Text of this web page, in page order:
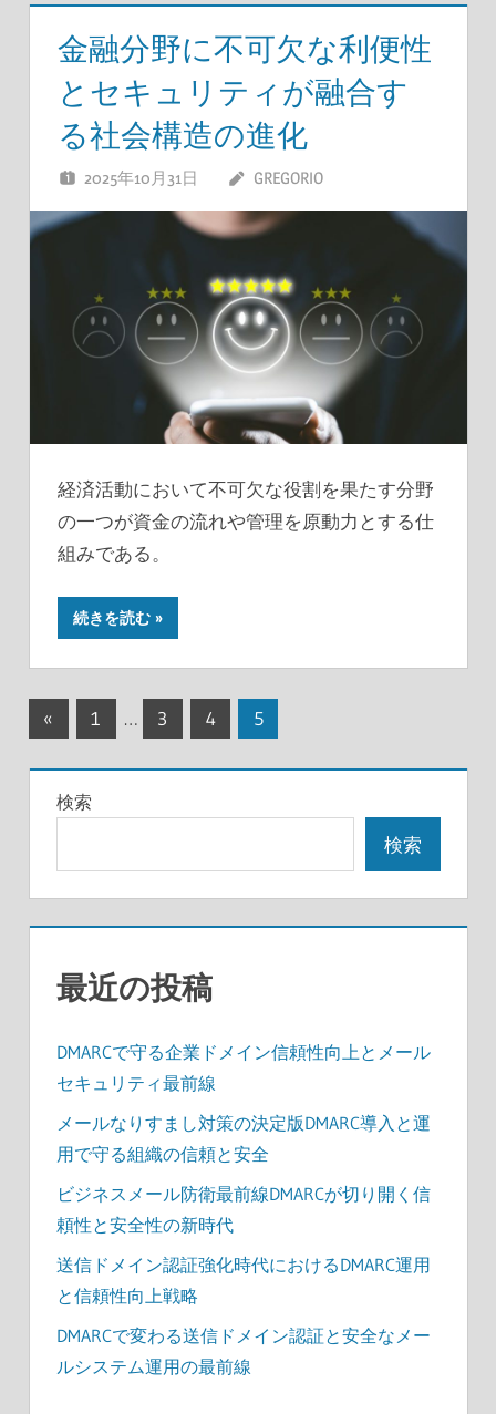
金融分野に不可欠な利便性
とセキュリティが融合す
る社会構造の進化
2025年10月31日 GREGORIO
経済活動において不可欠な役割を果たす分野
の一つが資金の流れや管理を原動力とする仕
組みである。
続きを読む
投
の
ジ
送
«
事
1 … 3 4 5
検索
検索
最近の投稿
DMARCで守る企業ドメイン信頼性向上とメール
セキュリティ最前線
メールなりすまし対策の決定版DMARC導入と運
用で守る組織の信頼と安全
ビジネスメール防衛最前線DMARCが切り開く信
頼性と安全性の新時代
送信ドメイン認証強化時代におけるDMARC運用
と信頼性向上戦略
DMARCで変わる送信ドメイン認証と安全なメー
ルシステム運用の最前線